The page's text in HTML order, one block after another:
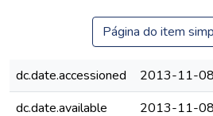
Página do item
dc.date.accessioned
2013-11-
dc.date.available
2013-11-